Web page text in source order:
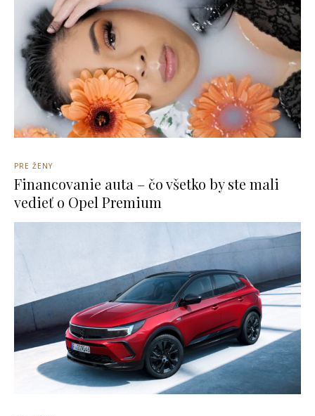
PRE ŽENY
Financovanie auta – čo všetko by ste mali
vedieť o Opel Premium